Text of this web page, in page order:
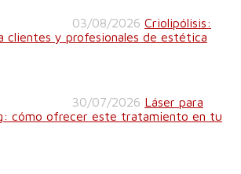
03/08/2026 Criolipólisis:
clientes y profesionales de estética
30/07/2026 Láser para
cómo ofrecer este tratamiento en tu